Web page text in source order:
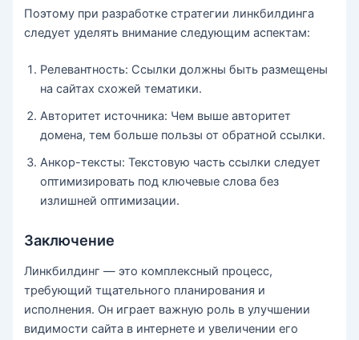
Поэтому при разработке стратегии линкбилдинга
следует уделять внимание следующим аспектам:
Релевантность: Ссылки должны быть размещены
на сайтах схожей тематики.
Авторитет источника: Чем выше авторитет
домена, тем больше пользы от обратной ссылки.
Анкор-тексты: Текстовую часть ссылки следует
оптимизировать под ключевые слова без
излишней оптимизации.
Заключение
Линкбилдинг — это комплексный процесс,
требующий тщательного планирования и
исполнения. Он играет важную роль в улучшении
видимости сайта в интернете и увеличении его